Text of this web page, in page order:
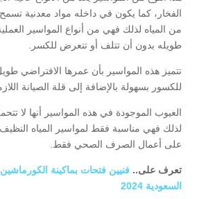
الفخار، كما يكون في داخله مواد معدنية
من المياه لذلك فهي من أنواع المواسير
طويله بدون أن تتلف أو تتعرض للكسر.
تتميز هذه المواسير بأن عمرها الافتراضي
للكسور بسهولة بالإضافة إلى قلة الصيانة
العيوب الموجودة في هذه المواسير أنها لا
لذلك فهي مناسبة فقط لمواسير المياه النظيف،
على أعمال الصرف الصحي فقط.
تعرف على.. فنيين فتحات بماكينة
السعودية 2024